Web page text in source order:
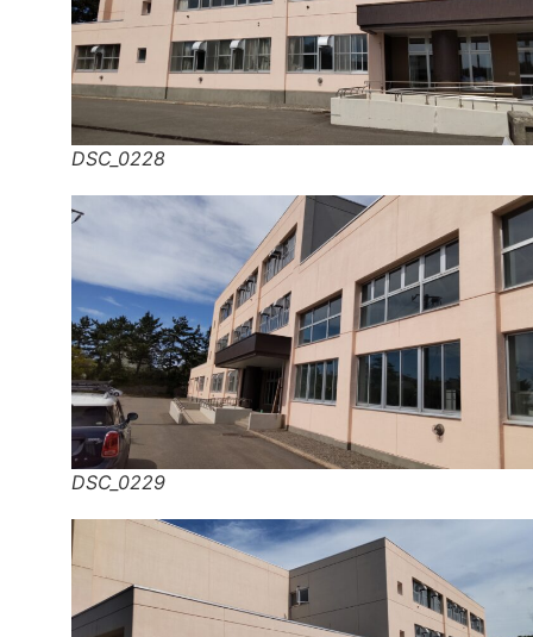
DSC_0228
DSC_0229